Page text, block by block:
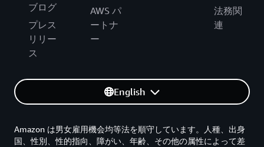
ブログ
プレス
リリー
ス
AWS パ
ートナ
ー
法務関
連
English
Amazon は男女雇用機会均等法を順守しています。人種、出身
国、性別、性的指向、障がい、年齢、その他の属性によって差